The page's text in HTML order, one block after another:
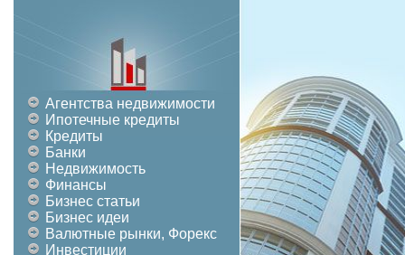
Агентства недвижимости
Ипотечные кредиты
Кредиты
Банки
Недвижимость
Финансы
Бизнес статьи
Бизнес идеи
Валютные рынки, Форекс
Инвестиции